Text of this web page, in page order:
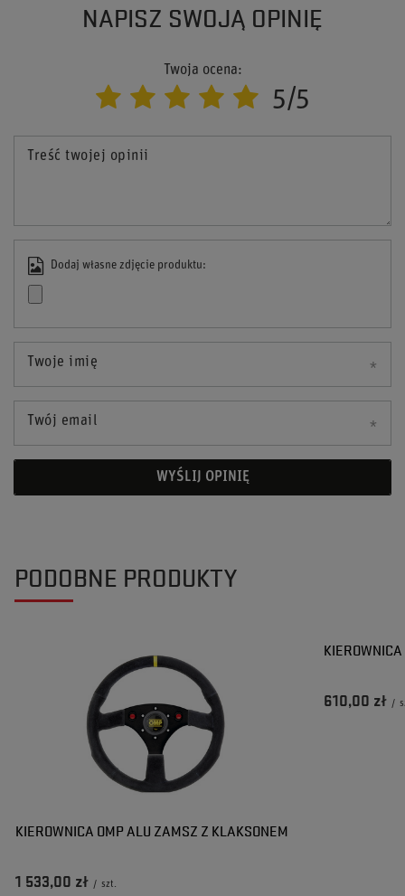
NAPISZ SWOJĄ OPINIĘ
Twoja ocena:
5/5
Treść twojej opinii
Dodaj własne zdjęcie produktu:
Twoje imię
Twój email
WYŚLIJ OPINIĘ
PODOBNE PRODUKTY
KIEROWNICA OMP ALU ZAMSZ Z KLAKSONEM
1 533,00 zł / szt.
610,00 zł /